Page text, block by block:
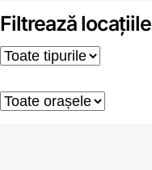
Filtrează locațiile